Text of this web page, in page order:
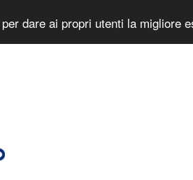
dare ai propri utenti la migliore